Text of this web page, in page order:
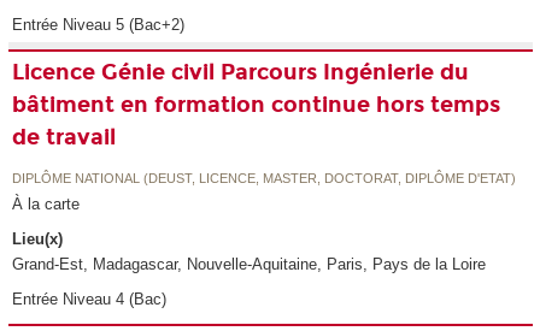
Entrée Niveau 5 (Bac+2)
Licence Génie civil Parcours Ingénierie du
bâtiment en formation continue hors temps
de travail
DIPLÔME NATIONAL (DEUST, LICENCE, MASTER, DOCTORAT, DIPLÔME D'ETAT)
À la carte
Lieu(x)
Grand-Est, Madagascar, Nouvelle-Aquitaine, Paris, Pays de la Loire
Entrée Niveau 4 (Bac)